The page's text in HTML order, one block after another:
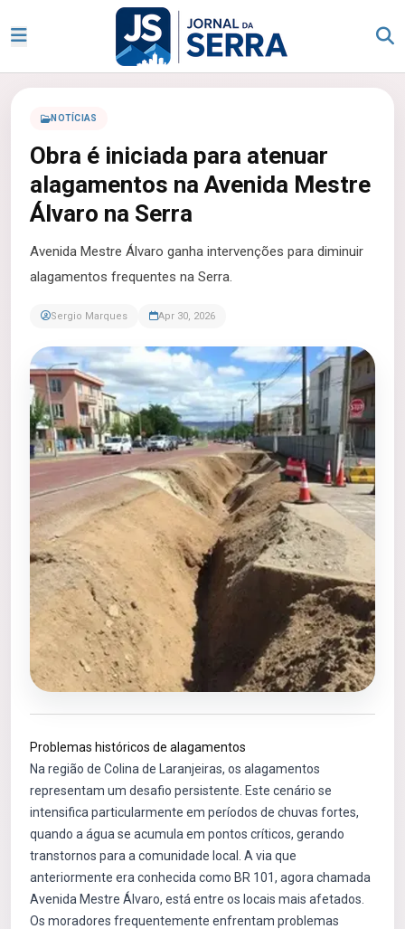
NOTÍCIAS
Obra é iniciada para atenuar
alagamentos na Avenida Mestre
Álvaro na Serra
Avenida Mestre Álvaro ganha intervenções para diminuir
alagamentos frequentes na Serra.
Sergio Marques Apr 30, 2026
Problemas históricos de alagamentos
Na região de Colina de Laranjeiras, os alagamentos
representam um desafio persistente. Este cenário se
intensifica particularmente em períodos de chuvas fortes,
quando a água se acumula em pontos críticos, gerando
transtornos para a comunidade local. A via que
anteriormente era conhecida como BR 101, agora chamada
Avenida Mestre Álvaro, está entre os locais mais afetados.
Os moradores frequentemente enfrentam problemas